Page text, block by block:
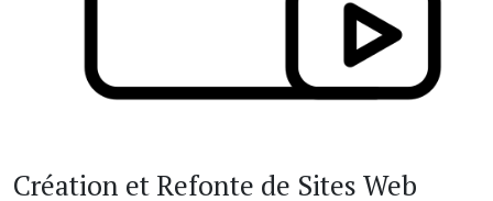
Création et Refonte de Sites Web